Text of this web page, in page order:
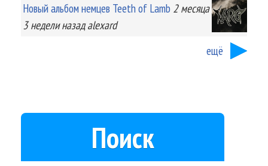
Новый альбом немцев Teeth of Lamb 2 месяца
3 неделиназад alexard
ещё
Поиск